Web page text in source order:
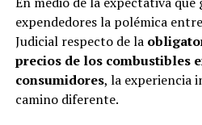
expendedores la polémica
Judicial respecto de la
precios de los combustibles
consumidores, la experiencia
camino diferente.